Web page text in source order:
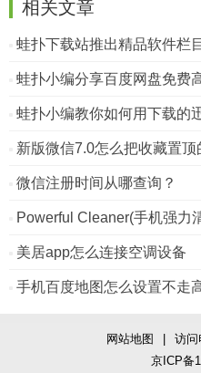
相关文章
蛙扑下载站推出精品软件栏
蛙扑小编分享百度网盘免费
蛙扑小编教你如何用下载的
新版微信7.0怎么把收藏置顶
微信注册时间从哪查询？
Powerful Cleaner(手机强力
美居app怎么连接空调设备
手机百度地图怎么设置不走
网站地图 访问
京ICP备